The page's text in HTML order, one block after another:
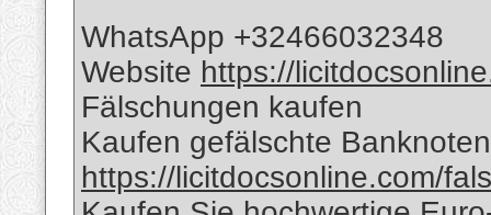
WhatsApp +32466032348
Website https://
Fälschungen kaufen
Kaufen gefälschte
https://licitdocsonline.com/